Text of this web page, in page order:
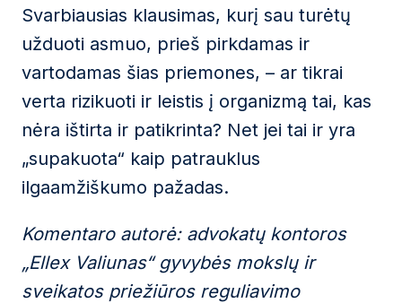
Svarbiausias klausimas, kurį sau turėtų
užduoti asmuo, prieš pirkdamas ir
vartodamas šias priemones, – ar tikrai
verta rizikuoti ir leistis į organizmą tai, kas
nėra ištirta ir patikrinta? Net jei tai ir yra
„supakuota“ kaip patrauklus
ilgaamžiškumo pažadas.
Komentaro autorė: advokatų kontoros
„Ellex Valiunas“ gyvybės mokslų ir
sveikatos priežiūros reguliavimo